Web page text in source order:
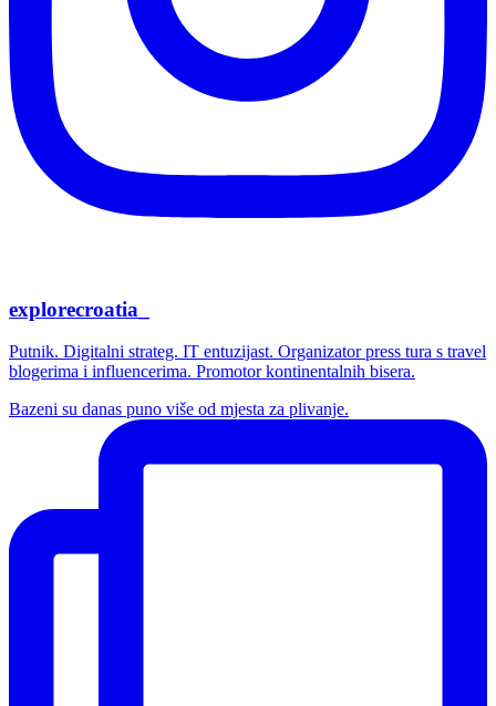
explorecroatia_
Putnik. Digitalni strateg. IT entuzijast. Organizator press tura s travel
blogerima i influencerima. Promotor kontinentalnih bisera.
Bazeni su danas puno više od mjesta za plivanje.